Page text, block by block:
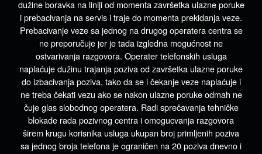
dužine boravka na liniji od momenta završetka ulazne poruke
i prebacivanja na servis i traje do momenta prekidanja veze.
Prebacivanje veze sa jednog na drugog operatera centra se
ne preporučuje jer je tada izgledna mogućnost ne
ostvarivanja razgovora. Operater telefonskih usluga
naplaćuje dužinu trajanja poziva od završetka ulazne poruke
do izbacivanja poziva, tako da se i čekanje veze naplaćuje i
ne treba čekati vezu ako se nakon ulazne poruke odmah ne
čuje glas slobodnog operatera. Radi sprečavanja tehničke
blokade rada pozivnog centra i omogucvanja razgovora
širem krugu korisnika usluga ukupan broj primljenih poziva
sa jednog broja telefona je ograničen na 20 poziva dnevno i